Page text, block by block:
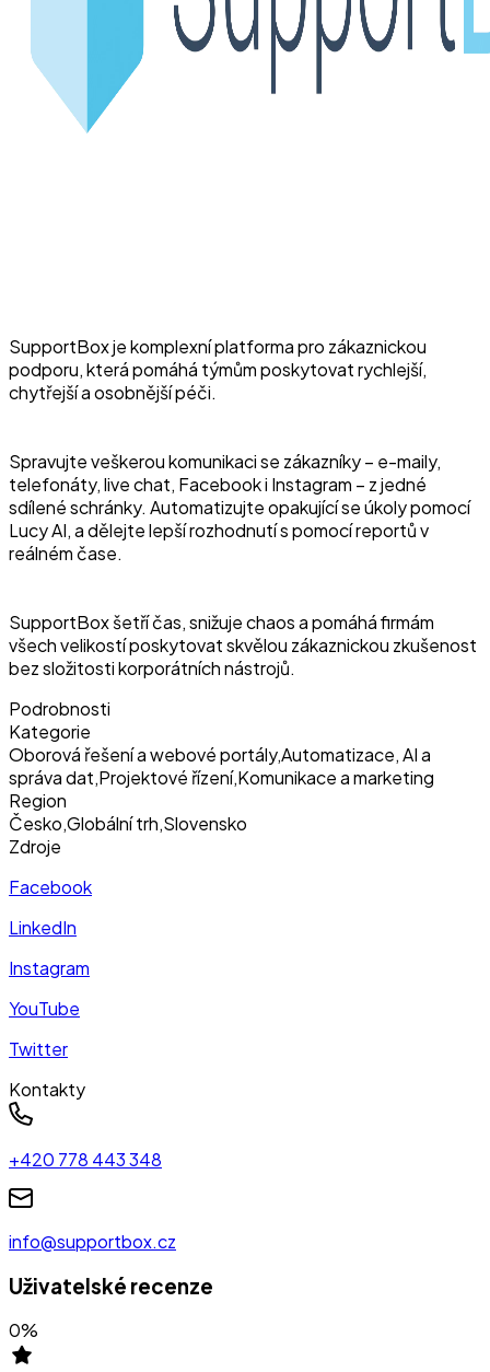
SupportBox je komplexní platforma pro zákaznickou
podporu, která pomáhá týmům poskytovat rychlejší,
chytřejší a osobnější péči.
Spravujte veškerou komunikaci se zákazníky – e-maily,
telefonáty, live chat, Facebook i Instagram – z jedné
sdílené schránky. Automatizujte opakující se úkoly pomocí
Lucy AI, a dělejte lepší rozhodnutí s pomocí reportů v
reálném čase.
SupportBox šetří čas, snižuje chaos a pomáhá firmám
všech velikostí poskytovat skvělou zákaznickou zkušenost
bez složitosti korporátních nástrojů.
Podrobnosti
Kategorie
Oborová řešení a webové portály,Automatizace, AI a
správa dat,Projektové řízení,Komunikace a marketing
Region
Česko,Globální trh,Slovensko
Zdroje
Facebook
LinkedIn
Instagram
YouTube
Twitter
Kontakty
+420 778 443 348
info@supportbox.cz
Uživatelské recenze
0%